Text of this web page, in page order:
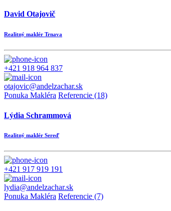
David Otajovič
Realitný maklér Trnava
+421 918 964 837
otajovic@andelzachar.sk
Ponuka Makléra Referencie (18)
Lýdia Schrammová
Realitný maklér Sereď
+421 917 919 191
lydia@andelzachar.sk
Ponuka Makléra Referencie (7)